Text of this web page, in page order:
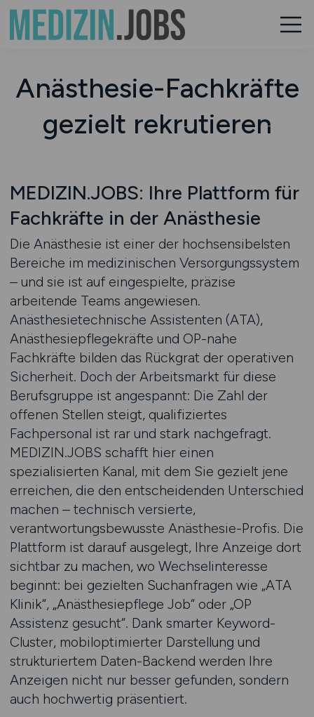
Anästhesie-Fachkräfte
gezielt rekrutieren
MEDIZIN.JOBS: Ihre Plattform für
Fachkräfte in der Anästhesie
Die Anästhesie ist einer der hochsensibelsten
Bereiche im medizinischen Versorgungssystem
– und sie ist auf eingespielte, präzise
arbeitende Teams angewiesen.
Anästhesietechnische Assistenten (ATA),
Anästhesiepflegekräfte und OP-nahe
Fachkräfte bilden das Rückgrat der operativen
Sicherheit. Doch der Arbeitsmarkt für diese
Berufsgruppe ist angespannt: Die Zahl der
offenen Stellen steigt, qualifiziertes
Fachpersonal ist rar und stark nachgefragt.
MEDIZIN.JOBS schafft hier einen
spezialisierten Kanal, mit dem Sie gezielt jene
erreichen, die den entscheidenden Unterschied
machen – technisch versierte,
verantwortungsbewusste Anästhesie-Profis. Die
Plattform ist darauf ausgelegt, Ihre Anzeige dort
sichtbar zu machen, wo Wechselinteresse
beginnt: bei gezielten Suchanfragen wie „ATA
Klinik“, „Anästhesiepflege Job“ oder „OP
Assistenz gesucht“. Dank smarter Keyword-
Cluster, mobiloptimierter Darstellung und
strukturiertem Daten-Backend werden Ihre
Anzeigen nicht nur besser gefunden, sondern
auch hochwertig präsentiert.